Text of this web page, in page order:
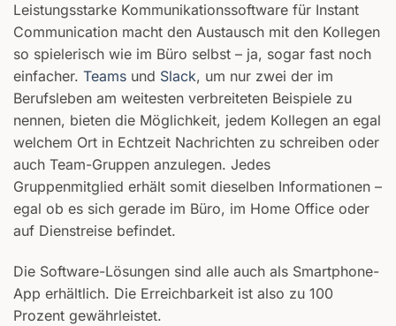
Leistungsstarke Kommunikationssoftware für Instant
Communication macht den Austausch mit den Kollegen
so spielerisch wie im Büro selbst – ja, sogar fast noch
einfacher. Teams und Slack, um nur zwei der im
Berufsleben am weitesten verbreiteten Beispiele zu
nennen, bieten die Möglichkeit, jedem Kollegen an egal
welchem Ort in Echtzeit Nachrichten zu schreiben oder
auch Team-Gruppen anzulegen. Jedes
Gruppenmitglied erhält somit dieselben Informationen –
egal ob es sich gerade im Büro, im Home Office oder
auf Dienstreise befindet.
Die Software-Lösungen sind alle auch als Smartphone-
App erhältlich. Die Erreichbarkeit ist also zu 100
Prozent gewährleistet.